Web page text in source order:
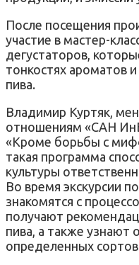
После посещения
участие в мастер-
дегустаторов,
тонкостях ароматов
пива.
Владимир Куртяк,
отношениям «САН
«Кроме борьбы с
такая программа
культуры
Во время экскурсии
знакомятся с
получают
пива, а также узнают
определенных